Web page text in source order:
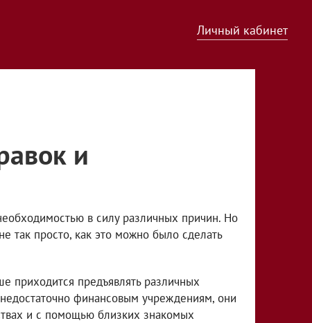
Личный кабинет
и
в силу различных причин. Но
так просто, как это можно было сделать
приходится предъявлять различных
финансовым учреждениям, они
и с помощью близких знакомых